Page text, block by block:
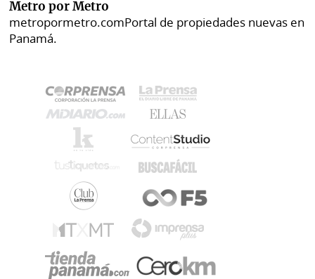
Metro por Metro
metropormetro.comPortal de propiedades nuevas en
Panamá.